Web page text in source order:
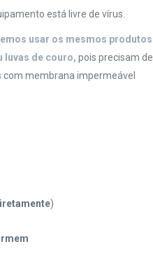
está livre de vírus.
usar os mesmos produtos
luvas de couro, pois precisam de
membrana impermeável
)